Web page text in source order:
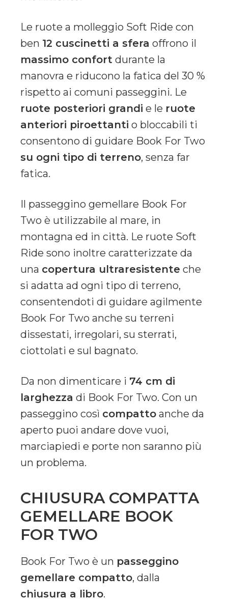
Le ruote a molleggio Soft Ride con
ben 12 cuscinetti a sfera offrono il
massimo confort durante la
manovra e riducono la fatica del 30 %
rispetto ai comuni passeggini. Le
ruote posteriori grandi e le ruote
anteriori piroettanti o bloccabili ti
consentono di guidare Book For Two
su ogni tipo di terreno, senza far
fatica.
Il passeggino gemellare Book For
Two è utilizzabile al mare, in
montagna ed in città. Le ruote Soft
Ride sono inoltre caratterizzate da
una copertura ultraresistente che
si adatta ad ogni tipo di terreno,
consentendoti di guidare agilmente
Book For Two anche su terreni
dissestati, irregolari, su sterrati,
ciottolati e sul bagnato.
Da non dimenticare i 74 cm di
larghezza di Book For Two. Con un
passeggino così compatto anche da
aperto puoi andare dove vuoi,
marciapiedi e porte non saranno più
un problema.
CHIUSURA COMPATTA
GEMELLARE BOOK
FOR TWO
Book For Two è un passeggino
gemellare compatto, dalla
chiusura a libro.